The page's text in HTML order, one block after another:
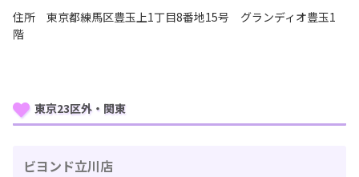
住所 東京都練馬区豊玉上1丁目8番地15号 グランディオ豊玉1
階
東京23区外・関東
ビヨンド立川店